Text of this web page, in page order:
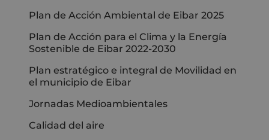
Plan de Acción Ambiental de Eibar 2025
Plan de Acción para el Clima y la Energía
Sostenible de Eibar 2022-2030
Plan estratégico e integral de Movilidad en
el municipio de Eibar
Jornadas Medioambientales
Calidad del aire